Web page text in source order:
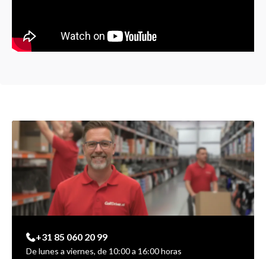
+31 85 060 20 99
De lunes a viernes, de 10:00 a 16:00 horas